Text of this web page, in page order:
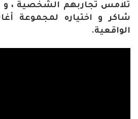
تلامس تجاربهم الشخصية ، و
شاكر و اختياره لمجموعة
الواقعية.